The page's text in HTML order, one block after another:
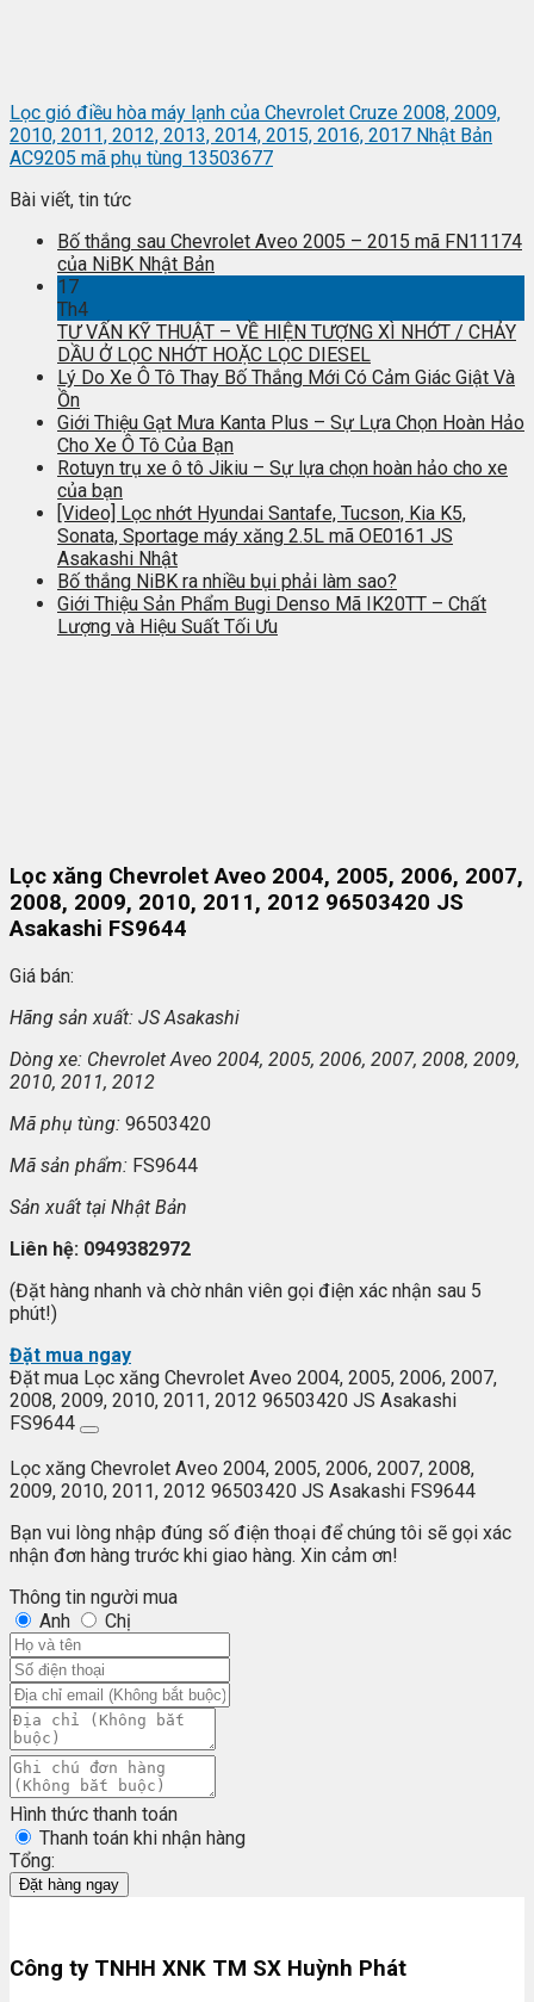
Lọc gió điều hòa máy lạnh của Chevrolet Cruze 2008, 2009,
2010, 2011, 2012, 2013, 2014, 2015, 2016, 2017 Nhật Bản
AC9205 mã phụ tùng 13503677
Bài viết, tin tức
Bố thắng sau Chevrolet Aveo 2005 – 2015 mã FN11174
của NiBK Nhật Bản
17
Th4
TƯ VẤN KỸ THUẬT – VỀ HIỆN TƯỢNG XÌ NHỚT / CHẢY
DẦU Ở LỌC NHỚT HOẶC LỌC DIESEL
Lý Do Xe Ô Tô Thay Bố Thắng Mới Có Cảm Giác Giật Và
Ồn
Giới Thiệu Gạt Mưa Kanta Plus – Sự Lựa Chọn Hoàn Hảo
Cho Xe Ô Tô Của Bạn
Rotuyn trụ xe ô tô Jikiu – Sự lựa chọn hoàn hảo cho xe
của bạn
[Video] Lọc nhớt Hyundai Santafe, Tucson, Kia K5,
Sonata, Sportage máy xăng 2.5L mã OE0161 JS
Asakashi Nhật
Bố thắng NiBK ra nhiều bụi phải làm sao?
Giới Thiệu Sản Phẩm Bugi Denso Mã IK20TT – Chất
Lượng và Hiệu Suất Tối Ưu
Lọc xăng Chevrolet Aveo 2004, 2005, 2006, 2007,
2008, 2009, 2010, 2011, 2012 96503420 JS
Asakashi FS9644
Giá bán:
Hãng sản xuất: JS Asakashi
Dòng xe: Chevrolet Aveo 2004, 2005, 2006, 2007, 2008, 2009,
2010, 2011, 2012
Mã phụ tùng: 96503420
Mã sản phẩm: FS9644
Sản xuất tại Nhật Bản
Liên hệ: 0949382972
(Đặt hàng nhanh và chờ nhân viên gọi điện xác nhận sau 5
phút!)
Đặt mua ngay
Đặt mua Lọc xăng Chevrolet Aveo 2004, 2005, 2006, 2007,
2008, 2009, 2010, 2011, 2012 96503420 JS Asakashi
FS9644
Lọc xăng Chevrolet Aveo 2004, 2005, 2006, 2007, 2008,
2009, 2010, 2011, 2012 96503420 JS Asakashi FS9644
Bạn vui lòng nhập đúng số điện thoại để chúng tôi sẽ gọi xác
nhận đơn hàng trước khi giao hàng. Xin cảm ơn!
Thông tin người mua
Anh
Chị
Hình thức thanh toán
Thanh toán khi nhận hàng
Tổng:
Đặt hàng ngay
Công ty TNHH XNK TM SX Huỳnh Phát